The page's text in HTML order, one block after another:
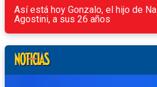
Así está hoy Gonzalo, el hijo de
Agostini, a sus 26 años